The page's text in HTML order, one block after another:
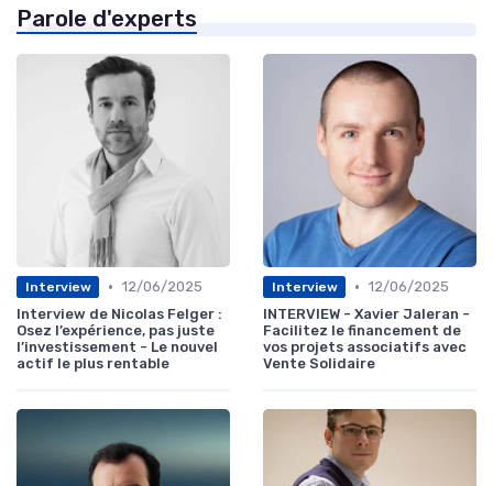
Parole d'experts
Interview • 12/06/2025
Interview de Nicolas Felger :
Osez l’expérience, pas juste
l’investissement - Le nouvel
actif le plus rentable
Interview • 12/06/2025
INTERVIEW - Xavier Jaleran -
Facilitez le financement de
vos projets associatifs avec
Vente Solidaire